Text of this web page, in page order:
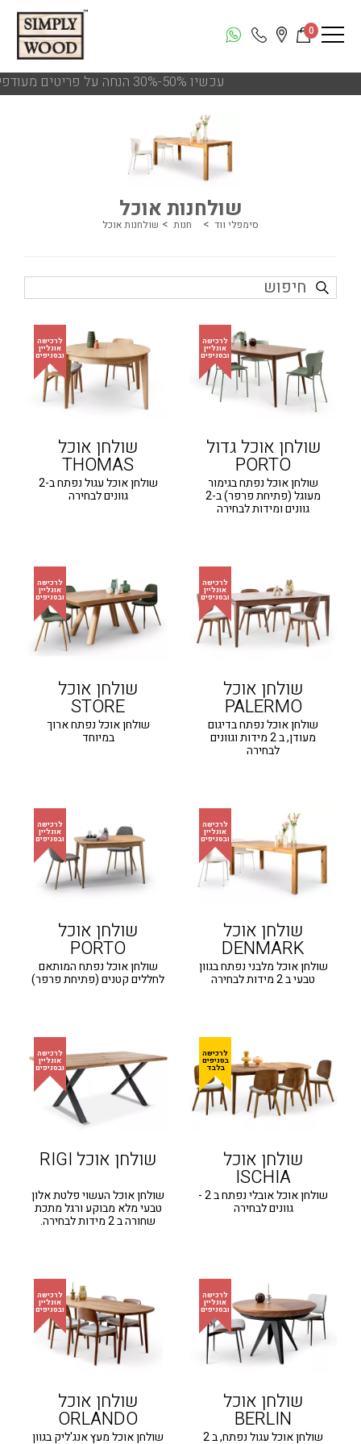
0
שולחנות אוכל
סימפלי ווד חנות שולחנות אוכל
שולחן אוכל גדול
PORTO
שולחן אוכל נפתח בגימור
מעוגל (פתיחת פרפר) ב-2
גוונים ומידות לבחירה
שולחן אוכל
THOMAS
שולחן אוכל עגול נפתח ב-2
גוונים לבחירה
שולחן אוכל
PALERMO
שולחן אוכל נפתח בדיגום
מעודן, ב 2 מידות וגוונים
לבחירה
שולחן אוכל
STORE
שולחן אוכל נפתח ארוך
במיוחד
שולחן אוכל
DENMARK
שולחן אוכל מלבני נפתח בגוון
טבעי ב 2 מידות לבחירה
שולחן אוכל
PORTO
שולחן אוכל נפתח המותאם
לחללים קטנים (פתיחת פרפר)
שולחן אוכל
ISCHIA
שולחן אוכל אובלי נפתח ב 2 -
גוונים לבחירה
שולחן אוכל RIGI
שולחן אוכל העשוי פלטת אלון
טבעי מלא מבוקע ורגל מתכת
שחורה ב 2 מידות לבחירה.
שולחן אוכל
BERLIN
שולחן אוכל עגול נפתח, ב 2
שולחן אוכל
ORLANDO
שולחן אוכל מעץ אנג'ליק בגוון